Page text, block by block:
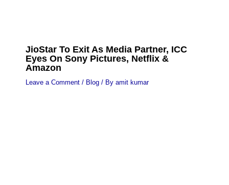
JioStar To Exit As Media Partner, ICC
Eyes On Sony Pictures, Netflix &
Amazon
Leave a Comment / Blog/ By amit kumar